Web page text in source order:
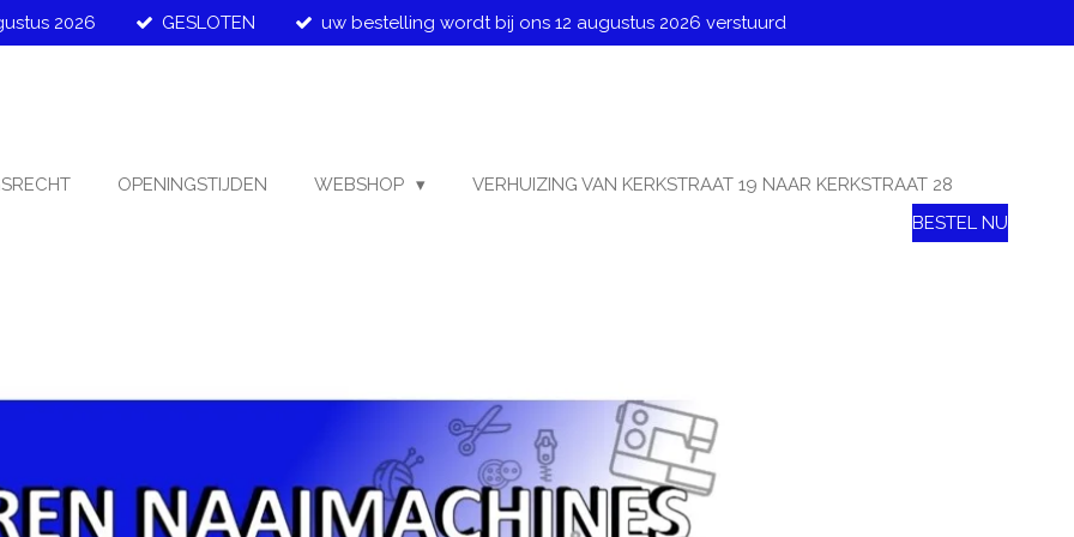
2026 GESLOTEN uw bestelling wordt bij ons 12 augustus 2026 verstuurd
OPENINGSTIJDEN WEBSHOP
VERHUIZING VAN KERKSTRAAT 19 NAAR KERKSTRAAT 28
BESTEL NU